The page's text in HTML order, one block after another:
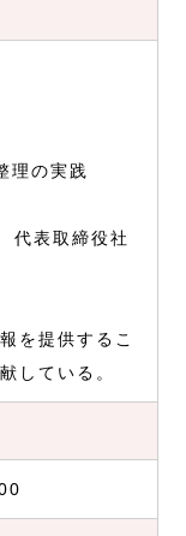
理の実践
代表取締役社
を提供するこ
している。